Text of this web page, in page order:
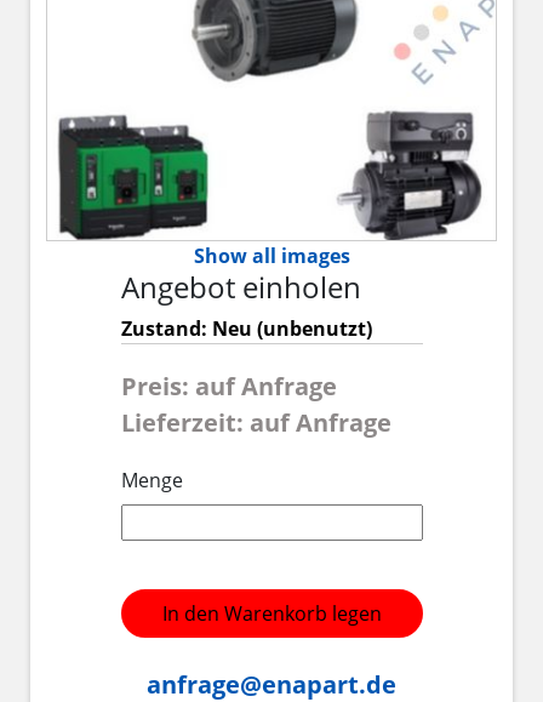
Show all images
Angebot einholen
Zustand: Neu (unbenutzt)
Preis: auf Anfrage
Lieferzeit: auf Anfrage
Menge
In den Warenkorb legen
anfrage@enapart.de